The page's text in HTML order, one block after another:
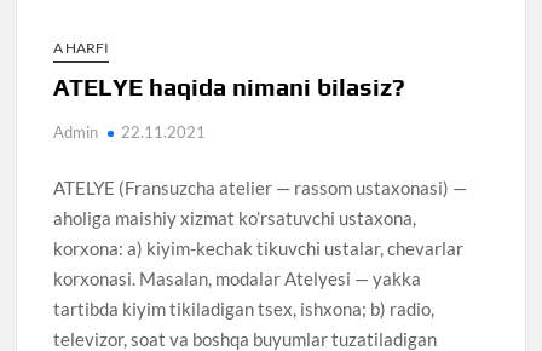
A HARFI
ATELYE haqida nimani bilasiz?
Admin 22.11.2021
ATELYE (Fransuzcha atelier — rassom ustaxonasi) —
aholiga maishiy xizmat ko’rsatuvchi ustaxona,
korxona: a) kiyim-kechak tikuvchi ustalar, chevarlar
korxonasi. Masalan, modalar Atelyesi — yakka
tartibda kiyim tikiladigan tsex, ishxona; b) radio,
televizor, soat va boshqa buyumlar tuzatiladigan